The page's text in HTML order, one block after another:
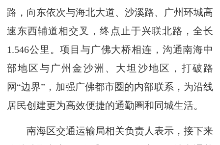
路，向东依次与海北大道、沙溪路、广州环城高
速东西辅道相交叉，终点止于兴联北路，全长
1.546公里。项目与广佛大桥相连，沟通南海中
部地区与广州金沙洲、大坦沙地区，打破路
网“边界”，加强广佛都市圈的内部联系，为沿线
居民创建更为高效便捷的通勤圈和同城生活。
南海区交通运输局相关负责人表示，接下来